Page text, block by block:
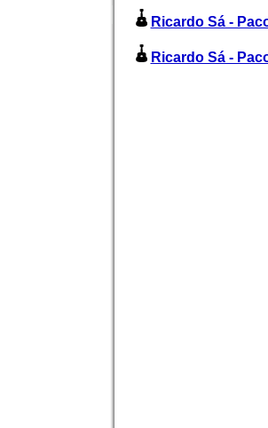
Ricardo Sá -
Ricardo Sá -